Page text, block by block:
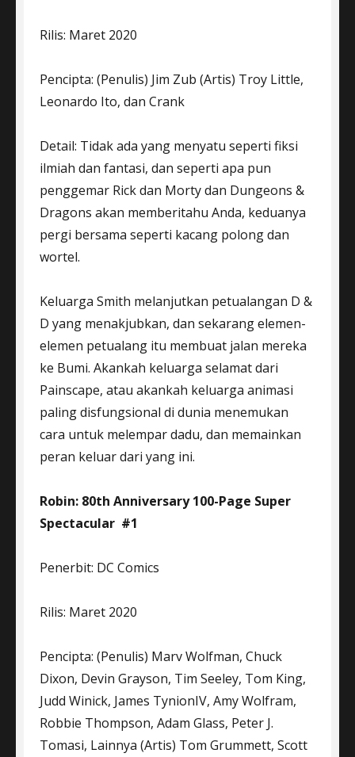
Rilis: Maret 2020
Pencipta: (Penulis) Jim Zub (Artis) Troy Little,
Leonardo Ito, dan Crank
Detail: Tidak ada yang menyatu seperti fiksi
ilmiah dan fantasi, dan seperti apa pun
penggemar Rick dan Morty dan Dungeons &
Dragons akan memberitahu Anda, keduanya
pergi bersama seperti kacang polong dan
wortel.
Keluarga Smith melanjutkan petualangan D &
D yang menakjubkan, dan sekarang elemen-
elemen petualang itu membuat jalan mereka
ke Bumi. Akankah keluarga selamat dari
Painscape, atau akankah keluarga animasi
paling disfungsional di dunia menemukan
cara untuk melempar dadu, dan memainkan
peran keluar dari yang ini.
Robin: 80th Anniversary 100-Page Super
Spectacular #1
Penerbit: DC Comics
Rilis: Maret 2020
Pencipta: (Penulis) Marv Wolfman, Chuck
Dixon, Devin Grayson, Tim Seeley, Tom King,
Judd Winick, James TynionIV, Amy Wolfram,
Robbie Thompson, Adam Glass, Peter J.
Tomasi, Lainnya (Artis) Tom Grummett, Scott